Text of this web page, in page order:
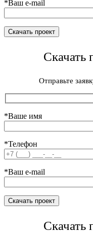
*Ваш e-mail
Скачать
Отправьте
*Ваше имя
*Телефон
*Ваш e-mail
Скачать